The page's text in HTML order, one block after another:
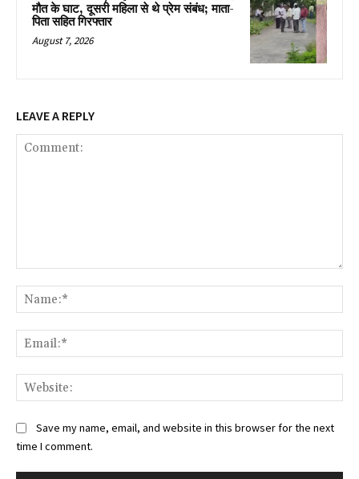
मौत के घाट, दूसरी महिला से थे प्रेम संबंध; माता-
पिता सहित गिरफ्तार
August 7, 2026
LEAVE A REPLY
Save my name, email, and website in this browser for the next
time I comment.